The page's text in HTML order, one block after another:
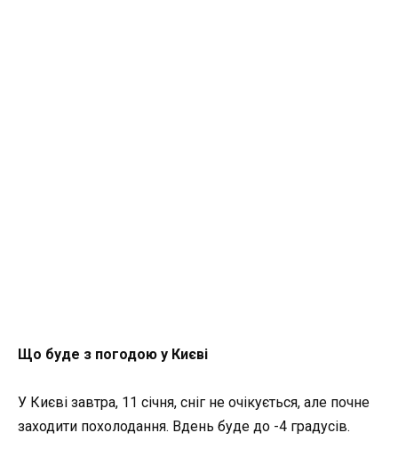
Що буде з погодою у Києві
У Києві завтра, 11 січня, сніг не очікується, але почне
заходити похолодання. Вдень буде до -4 градусів.